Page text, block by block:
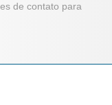
de contato para